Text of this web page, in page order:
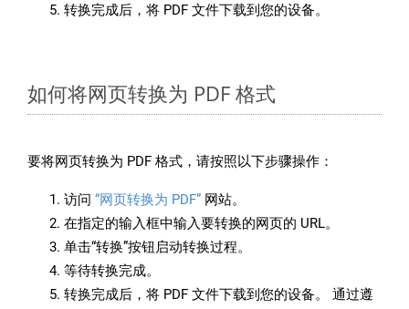
转换完成后，将 PDF 文件下载到您的设备。
如何将网页转换为 PDF 格式
要将网页转换为 PDF 格式，请按照以下步骤操作：
访问 “网页转换为 PDF” 网站。
在指定的输入框中输入要转换的网页的 URL。
单击“转换”按钮启动转换过程。
等待转换完成。
转换完成后，将 PDF 文件下载到您的设备。 通过遵